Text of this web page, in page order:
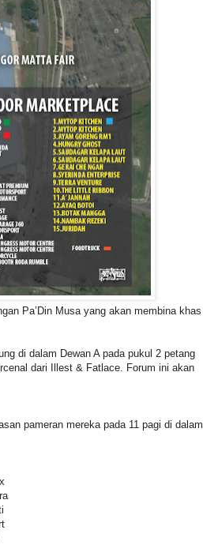
Pa’Din Musa yang akan membina khas
di dalam Dewan A pada pukul 2 petang
dari Illest & Fatlace. Forum ini akan
pameran mereka pada 11 pagi di dalam